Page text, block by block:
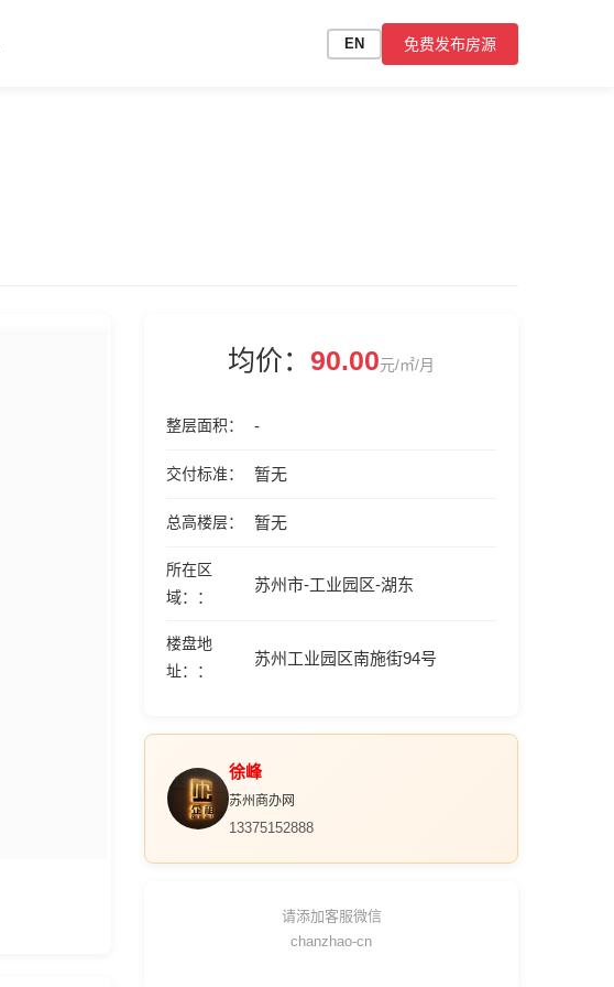
EN 免费发布房源
均价： 90.00元/㎡/月
整层面积 -
交付标准 暂无
总高楼层 暂无
所在区
域：
苏州市-工业园区-湖东
楼盘地
址：
苏州工业园区南施街94号
徐峰
苏州商办网
13375152888
请添加客服微信
chanzhao-cn